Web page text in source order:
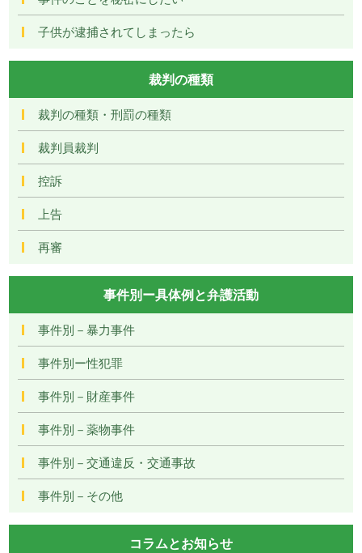
子供が逮捕されてしまったら
裁判の種類
裁判の種類・刑罰の種類
裁判員裁判
控訴
上告
再審
事件別ー具体例と弁護活動
事件別－暴力事件
事件別ー性犯罪
事件別－財産事件
事件別－薬物事件
事件別－交通違反・交通事故
事件別－その他
コラムとお知らせ